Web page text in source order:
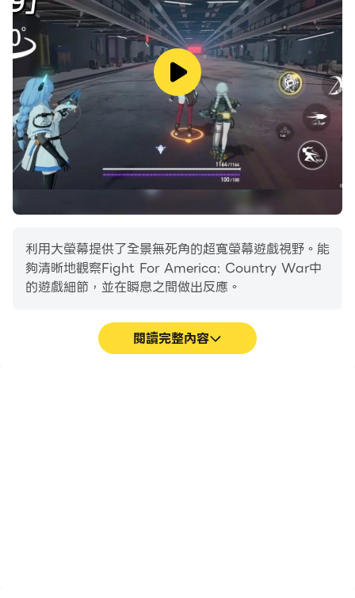
賭上一切重新征服每個州，運用戰略保衛領土，並運用美國
最好的防禦策略阻止全球各地侵略者的獨裁入侵及占領！那
麼，接下來要拯救哪個國家呢？
利用大螢幕提供了全景無死角的超寬螢幕遊戲視野。能
夠清晰地觀察Fight For America: Country War中
的遊戲細節，並在瞬息之間做出反應。
閱讀完整內容